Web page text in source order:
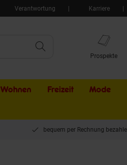
Verantwortung Karriere
Prospekte
Wohnen Freizeit Mode
bequem per Rechnung